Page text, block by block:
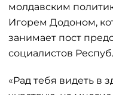
молдавским
Игорем Додоном,
занимает пост
социалистов
«Рад тебя видеть в